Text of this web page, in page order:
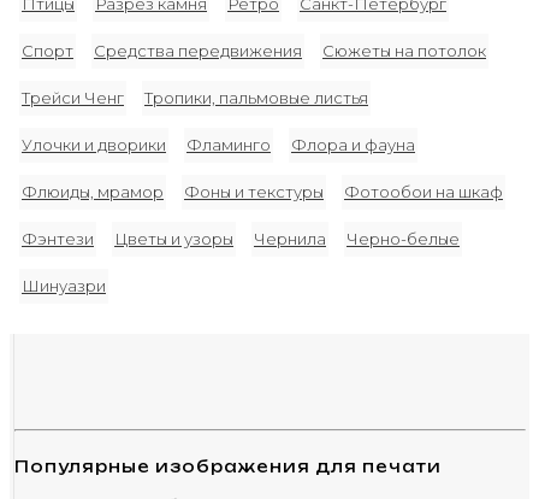
Спорт Средства передвижения Сюжеты на потолок
Трейси Ченг Тропики, пальмовые листья
Улочки и дворики Фламинго Флора и фауна
Флюиды, мрамор Фоны и текстуры Фотообои на шкаф
Фэнтези Цветы и узоры Чернила Черно-белые
Шинуазри
Популярные изображения для печати